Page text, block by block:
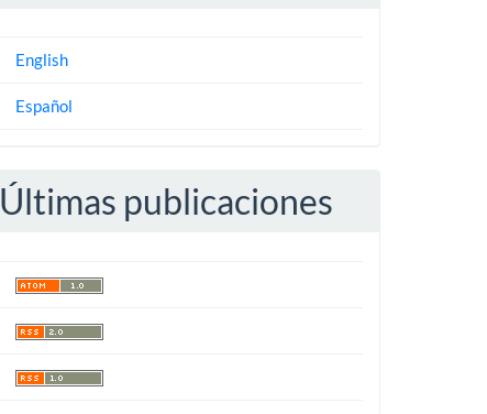
English
Español
Últimas publicaciones